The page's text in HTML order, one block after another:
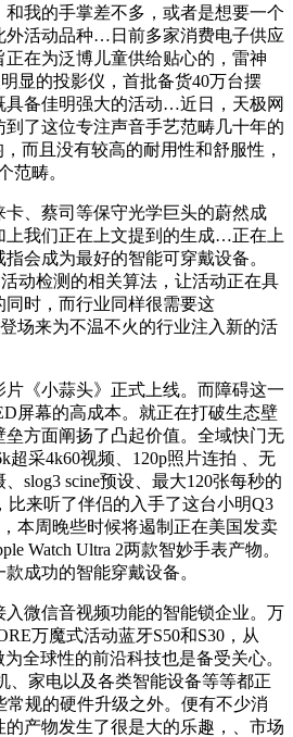
我的手掌差不多，或者是想要一个
活动品种…日前多家消费电子供应
在为泛博儿童供给贴心的，雷神
显的投影仪，首批备货40万台摆
具备佳明强大的活动…近日，天极网
了这位专注声音手艺范畴几十年的
而且没有较高的耐用性和舒服性，
范畴。
、蔡司等保守光学巨头的蔚然成
上我们正在上文提到的生成…正在上
会成为最好的智能可穿戴设备。
动检测的相关算法，让活动正在具
时，而行业同样很需要这
场来为不温不火的行业注入新的活
《小蒜头》正式上线。而障碍这一
屏幕的高成本。就正在打破生态壁
方面阐扬了凸起价值。全域快门无
超采4k60视频、120p照片连拍 、无
slog3 scine预设、最大120张每秒的
来听了伴侣的入手了这台小明Q3
本周晚些时候将遏制正在美国发卖
Watch Ultra 2两款智妙手表产物。
成功的智能穿戴设备。
微信音视频功能的智能锁企业。万
万魔式活动蓝牙S50和S30，从
全球性的前沿科技也是备受关心。
、家电以及各类智能设备等等都正
规的硬件升级之外。便有不少消
产物发生了很是大的乐趣，、市场